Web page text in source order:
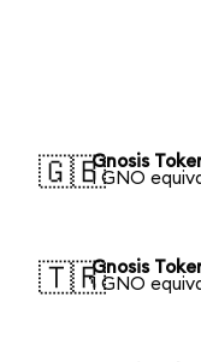
🇬🇧Gnosis
1 GNO
🇹🇷Gnosis
1 GNO